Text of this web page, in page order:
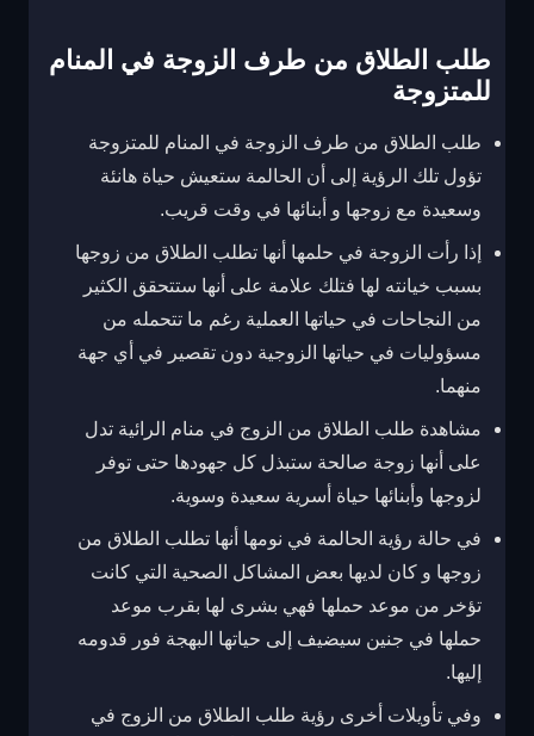
طلب الطلاق من طرف الزوجة في المنام
للمتزوجة
طلب الطلاق من طرف الزوجة في المنام للمتزوجة
تؤول تلك الرؤية إلى أن الحالمة ستعيش حياة هانئة
وسعيدة مع زوجها و أبنائها في وقت قريب.
إذا رأت الزوجة في حلمها أنها تطلب الطلاق من زوجها
بسبب خيانته لها فتلك علامة على أنها ستتحقق الكثير
من النجاحات في حياتها العملية رغم ما تتحمله من
مسؤوليات في حياتها الزوجية دون تقصير في أي جهة
منهما.
مشاهدة طلب الطلاق من الزوج في منام الرائية تدل
على أنها زوجة صالحة ستبذل كل جهودها حتى توفر
لزوجها وأبنائها حياة أسرية سعيدة وسوية.
في حالة رؤية الحالمة في نومها أنها تطلب الطلاق من
زوجها و كان لديها بعض المشاكل الصحية التي كانت
تؤخر من موعد حملها فهي بشرى لها بقرب موعد
حملها في جنين سيضيف إلى حياتها البهجة فور قدومه
إليها.
وفي تأويلات أخرى رؤية طلب الطلاق من الزوج في